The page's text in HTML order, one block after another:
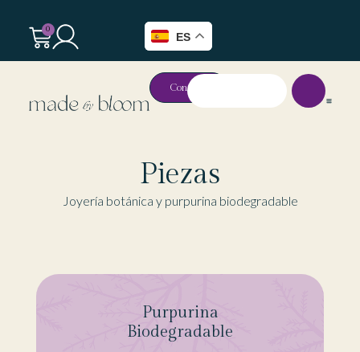
ES
0
Contacto
Piezas
Joyería botánica y purpurina biodegradable
Purpurina
Biodegradable